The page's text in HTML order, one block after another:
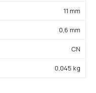
11 mm
0,6 mm
CN
0,045 kg